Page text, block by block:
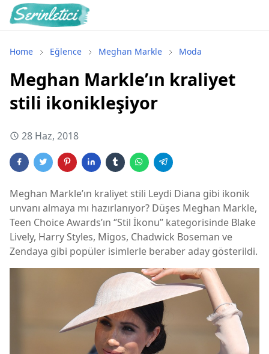
Home Eğlence Meghan Markle Moda
Meghan Markle’ın kraliyet
stili ikonikleşiyor
28 Haz, 2018
Meghan Markle’ın kraliyet stili Leydi Diana gibi ikonik
unvanı almaya mı hazırlanıyor? Düşes Meghan Markle,
Teen Choice Awards’ın ‘’Stil İkonu’’ kategorisinde Blake
Lively, Harry Styles, Migos, Chadwick Boseman ve
Zendaya gibi popüler isimlerle beraber aday gösterildi.